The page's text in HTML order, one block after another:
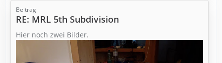
Beitrag
RE: MRL 5th Subdivision
Hier noch zwei Bilder.